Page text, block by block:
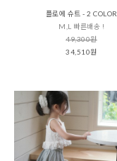
플로에 슈트 - 2 COLOR
M,L 빠른배송 !
49,300원
34,510원